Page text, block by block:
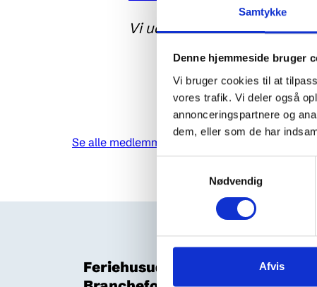
Samtykke
Denne hjemmeside bruger
Vi bruger cookies til at
vores trafik. Vi deler også
annonceringspartnere og
dem, eller som de har
Nødvendig
Afvis
Vi udlejer feriehuse på
Se alle medlemmer her
Feriehusudlejernes